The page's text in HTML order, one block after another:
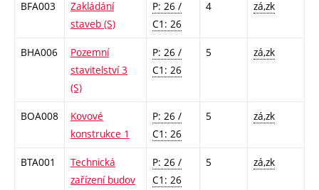
BFA003
Zakládání
staveb (S)
P: 26 /
C1: 26
4 zá,zk
BHA006
Pozemní
stavitelství 3
(S)
P: 26 /
C1: 26
5 zá,zk
BOA008
Kovové
konstrukce 1
P: 26 /
C1: 26
5 zá,zk
BTA001
Technická
zařízení budov
P: 26 /
C1: 26
5 zá,zk